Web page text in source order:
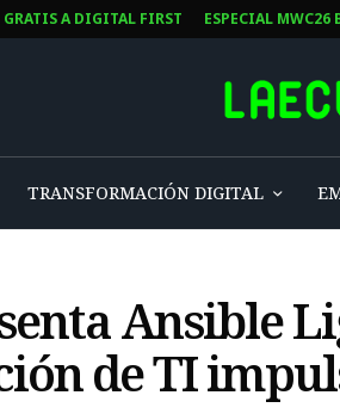
GRATIS A DIGITAL FIRST ESPECIAL MWC26
TRANSFORMACIÓN DIGITAL
Ansible
de TI